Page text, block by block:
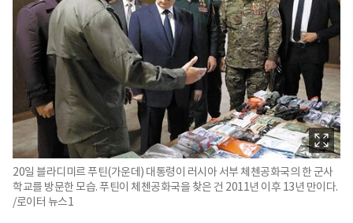
20일 블라디미르 푸틴(가운데) 대통령이 러시아 서부 체첸공화국의 한 군사
학교를 방문한 모습. 푸틴이 체첸공화국을 찾은 건 2011년 이후 13년 만이다.
/로이터 뉴스1